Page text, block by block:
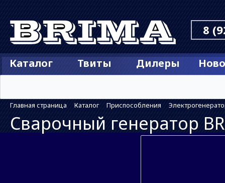
8
Каталог Твиты Дилеры
Главная страница Каталог Приспособления
Сварочный генератор